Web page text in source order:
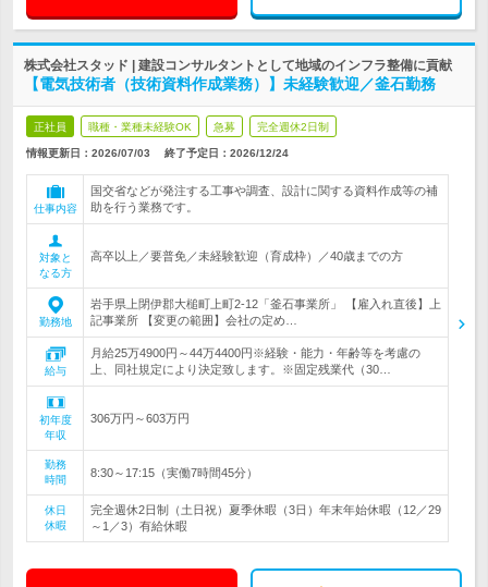
株式会社スタッド | 建設コンサルタントとして地域のインフラ整備に貢献
【電気技術者（技術資料作成業務）】未経験歓迎／釜石勤務
正社員 職種・業種未経験OK 急募 完全週休2日制
情報更新日：2026/07/03 終了予定日： 2026/12/24
仕事内容
国交省などが発注する工事や調査、設計に関する資料作成等の補
助を行う業務です。
対象と
なる方
高卒以上／要普免／未経験歓迎（育成枠）／40歳までの方
勤務地
岩手県上閉伊郡大槌町上町2-12「釜石事業所」 【雇入れ直後】上
記事業所 【変更の範囲】会社の定め…
給与
月給25万4900円～44万4400円※経験・能力・年齢等を考慮の
上、同社規定により決定致します。※固定残業代（30…
初年度
年収
306万円～603万円
勤務
時間
8:30～17:15（実働7時間45分）
休日
休暇
完全週休2日制（土日祝）夏季休暇（3日）年末年始休暇（12／29
～1／3）有給休暇